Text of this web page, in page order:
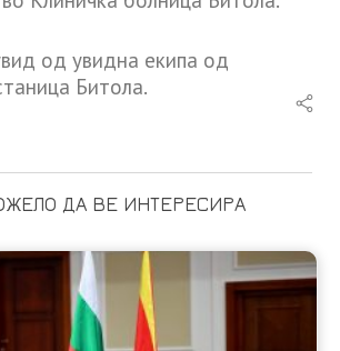
од увидна екипа од
Битола.
ДА ВЕ ИНТЕРЕСИРА